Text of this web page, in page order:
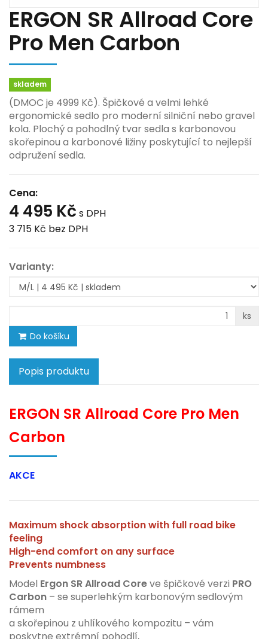
ERGON SR Allroad Core
Pro Men Carbon
skladem
(DMOC je 4999 Kč). Špičkové a velmi lehké
ergonomické sedlo pro moderní silniční nebo gravel
kola. Plochý a pohodlný tvar sedla s karbonovou
skořepinou a karbonové ližiny poskytující to nejlepší
odpružení sedla.
Cena:
4 495 Kč s DPH
3 715 Kč bez DPH
Varianty:
ks
Do košíku
Popis produktu
ERGON SR Allroad Core Pro Men
Carbon
AKCE
Maximum shock absorption with full road bike
feeling
High-end comfort on any surface
Prevents numbness
Model Ergon SR Allroad Coreve špičkové verzi PRO
Carbon – se superlehkým karbonovým sedlovým
rámem
a skořepinou z uhlíkového kompozitu – vám